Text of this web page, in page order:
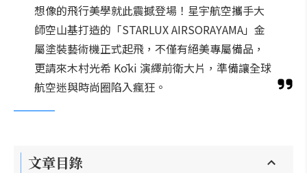
想像的飛行美學就此震撼登場！星宇航空攜手大
師空山基打造的「STARLUX AIRSORAYAMA」金
屬塗裝藝術機正式起飛，不僅有絕美專屬備品，
更請來木村光希 Kōki 演繹前衛大片，準備讓全球
航空迷與時尚圈陷入瘋狂。
文章目錄